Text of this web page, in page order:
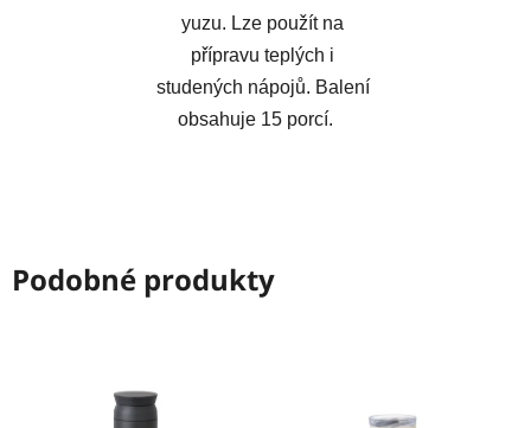
yuzu. Lze použít na
přípravu teplých i
studených nápojů. Balení
obsahuje 15 porcí.
Podobné produkty